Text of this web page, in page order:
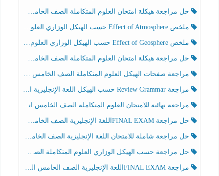
حل مراجعة هيكلة امتحان العلوم المتكاملة الصف الخامس انسبير الفصل الثالث
ملخص Effect of Atmosphere حسب الهيكل الوزاري العلوم المتكاملة الصف الخامس انسبير الفصل الثالث
ملخص Effect of Geosphere حسب الهيكل الوزاري العلوم المتكاملة الصف الخامس انسبير الفصل الثالث
حل مراجعة هيكلة امتحان العلوم المتكاملة الصف الخامس عام الفصل الثالث
مراجعة صفحات الهيكل العلوم المتكاملة الصف الخامس انسبير الفصل الثالث
مراجعة Review Grammar حسب الهيكل اللغة الإنجليزية الصف الخامس الفصل الثالث
مراجعة نهائية للامتحان العلوم المتكاملة الصف الخامس انسبير الفصل الثالث
حل مراجعة FINAL EXAMاللغة الإنجليزية الصف الخامس الفصل الثالث
حل مراجعة شاملة للامتحان اللغة الإنجليزية الصف الخامس الفصل الثالث
حل مراجعة حسب الهيكل الوزاري العلوم المتكاملة الصف الخامس عام الفصل الثالث
مراجعة FINAL EXAMاللغة الإنجليزية الصف الخامس الفصل الثالث